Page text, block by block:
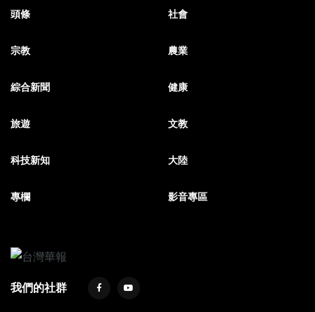
頭條 社會
宗教 農業
綜合新聞 健康
旅遊 文教
科技新知 大陸
專欄 影音專區
我們的社群